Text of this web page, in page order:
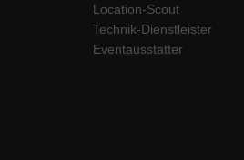
Location-Scout
Technik-Dienstleister
Eventausstatter